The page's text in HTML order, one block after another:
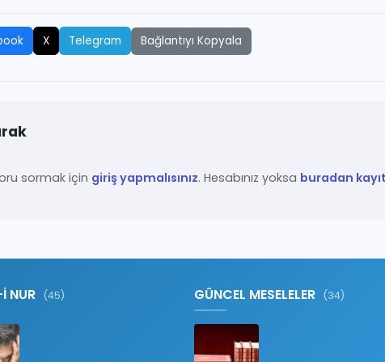
X Telegram Bağlantıyı Kopyala
sormak için giriş yapmalısınız. Hesabınız yoksa buradan
NUR (45) GÜNCEL MESELELER (34)